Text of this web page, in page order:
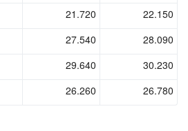
21.720
22.150
27.540
28.090
29.640
30.230
26.260 26.780